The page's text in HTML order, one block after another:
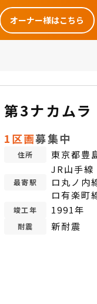
オーナー様はこちら
第3ナカムラ
1区画募集中
住所 東京都豊
最寄駅
JR山手線
ロ丸ノ内
ロ有楽町
竣工年 1991年
耐震 新耐震